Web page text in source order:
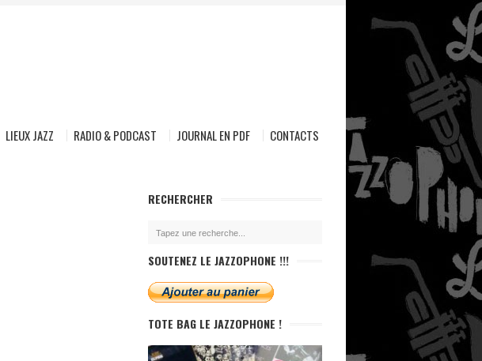
LIEUX JAZZ RADIO & PODCAST JOURNAL EN PDF CONTACTS
RECHERCHER
SOUTENEZ LE JAZZOPHONE !!!
TOTE BAG LE JAZZOPHONE !